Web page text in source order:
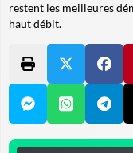
restent les meilleures
haut débit.